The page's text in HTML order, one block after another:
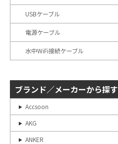
USBケーブル
電源ケーブル
水中WiFi接続ケーブル
ブランド／メーカーから探す
Accsoon
AKG
ANKER